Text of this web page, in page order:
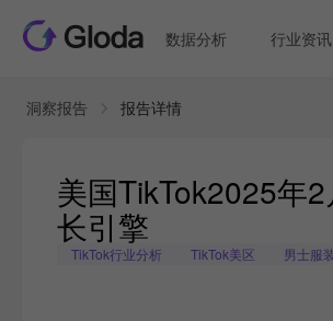
数据分析 行业资讯
洞察报告 报告详情
美国TikTok2025年
长引擎
TikTok行业分析 TikTok美区 男士服